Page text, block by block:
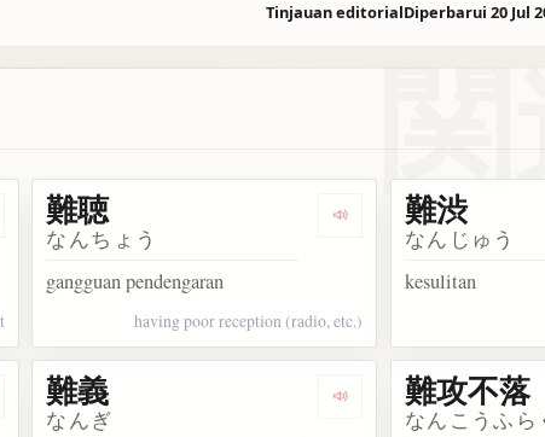
Tinjauan editorialDiperbarui 20 Jul
難癖 Dengarkan 難聴
難聴
なんちょう
gangguan pendengaran
having poor reception (radio, etc.)
難渋
なんじゅう
kesulitan
難民支援協会 Dengarkan 難義
難義
なんぎ
難攻不落
なんこうふら